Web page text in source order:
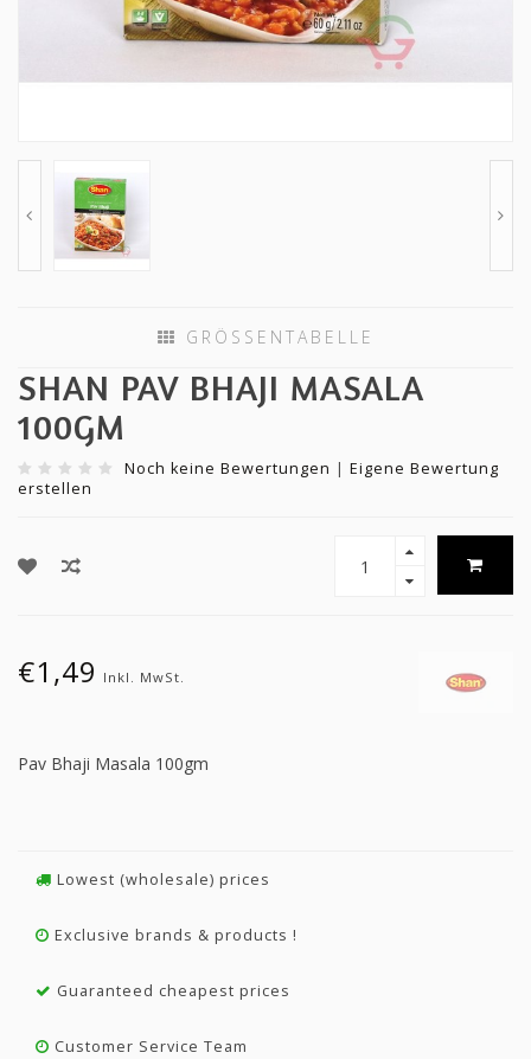
GRÖSSENTABELLE
SHAN PAV BHAJI MASALA
100GM
Noch keine Bewertungen | Eigene Bewertung
erstellen
€1,49 Inkl. MwSt.
Pav Bhaji Masala 100gm
Lowest (wholesale) prices
Exclusive brands & products !
Guaranteed cheapest prices
Customer Service Team